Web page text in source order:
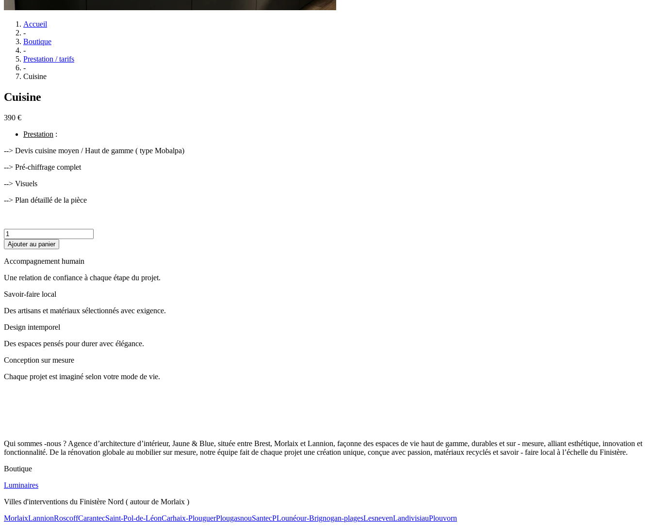
Accueil
-
Boutique
-
Prestation / tarifs
-
Cuisine
Cuisine
390 €
Prestation :
--> Devis cuisine moyen / Haut de gamme ( type Mobalpa)
--> Pré-chiffrage complet
--> Visuels
--> Plan détaillé de la pièce
Ajouter au panier
Accompagnement humain
Une relation de confiance à chaque étape du projet.
Savoir-faire local
Des artisans et matériaux sélectionnés avec exigence.
Design intemporel
Des espaces pensés pour durer avec élégance.
Conception sur mesure
Chaque projet est imaginé selon votre mode de vie.
Qui sommes -nous ? Agence d’architecture d’intérieur, Jaune & Blue, située entre Brest, Morlaix et Lannion, façonne des espaces de vie haut de gamme, durables et sur - mesure, alliant esthétique, innovation et
fonctionnalité. De la rénovation globale au mobilier sur mesure, notre équipe fait de chaque projet une création unique, conçue avec passion, matériaux recyclés et savoir - faire local à l’échelle du Finistère.
Boutique
Luminaires
Villes d'interventions du Finistère Nord ( autour de Morlaix )
MorlaixLannionRoscoffCarantecSaint-Pol-de-LéonCarhaix-PlouguerPlougasnouSantecPLounéour-Brignogan-plagesLesnevenLandivisiauPlouvorn